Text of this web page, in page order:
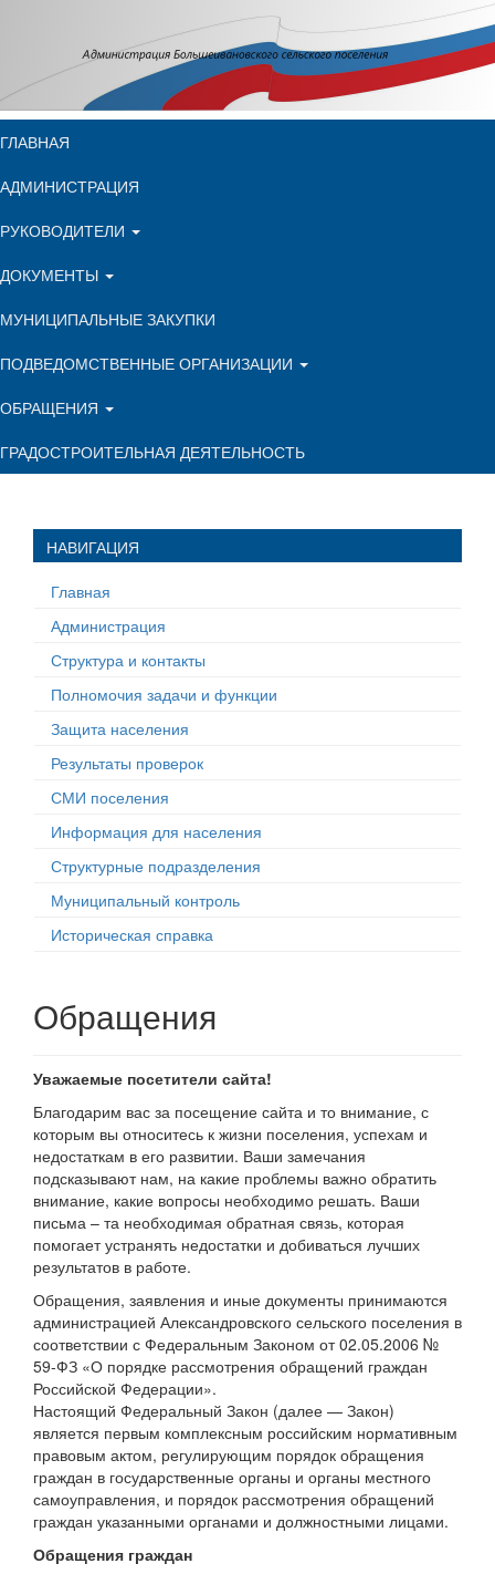
ГЛАВНАЯ
АДМИНИСТРАЦИЯ
РУКОВОДИТЕЛИ
ДОКУМЕНТЫ
МУНИЦИПАЛЬНЫЕ ЗАКУПКИ
ПОДВЕДОМСТВЕННЫЕ ОРГАНИЗАЦИИ
ОБРАЩЕНИЯ
ГРАДОСТРОИТЕЛЬНАЯ ДЕЯТЕЛЬНОСТЬ
НАВИГАЦИЯ
Главная
Администрация
Структура и контакты
Полномочия задачи и функции
Защита населения
Результаты проверок
СМИ поселения
Информация для населения
Структурные подразделения
Муниципальный контроль
Историческая справка
Обращения
Уважаемые посетители сайта!
Благодарим вас за посещение сайта и то внимание, с
которым вы относитесь к жизни поселения, успехам и
недостаткам в его развитии. Ваши замечания
подсказывают нам, на какие проблемы важно обратить
внимание, какие вопросы необходимо решать. Ваши
письма – та необходимая обратная связь, которая
помогает устранять недостатки и добиваться лучших
результатов в работе.
Обращения, заявления и иные документы принимаются
администрацией Александровского сельского поселения в
соответствии с Федеральным Законом от 02.05.2006 №
59-ФЗ «О порядке рассмотрения обращений граждан
Российской Федерации».
Настоящий Федеральный Закон (далее — Закон)
является первым комплексным российским нормативным
правовым актом, регулирующим порядок обращения
граждан в государственные органы и органы местного
самоуправления, и порядок рассмотрения обращений
граждан указанными органами и должностными лицами.
Обращения граждан